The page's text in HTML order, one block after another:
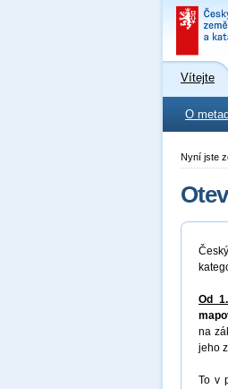
Vítejte
O
Nyní jste
Od
na
jeho
To v